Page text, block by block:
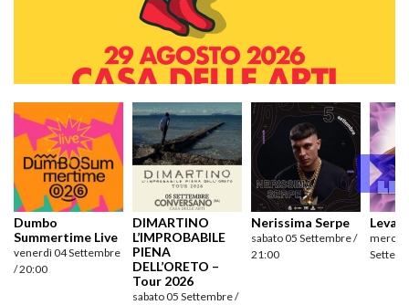
Dumbo
Summertime Live
venerdì 04 Settembre
/ 20:00
DIMARTINO
L’IMPROBABILE
PIENA
DELL’ORETO –
Tour 2026
sabato 05 Settembre /
Nerissima Serpe
sabato 05 Settembre /
21:00